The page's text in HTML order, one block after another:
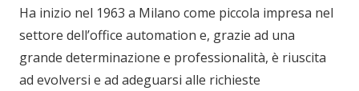
Ha inizio nel 1963 a Milano come piccola impresa nel
settore dell’office automation e, grazie ad una
grande determinazione e professionalità, è riuscita
ad evolversi e ad adeguarsi alle richieste